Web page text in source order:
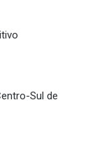
Sul de